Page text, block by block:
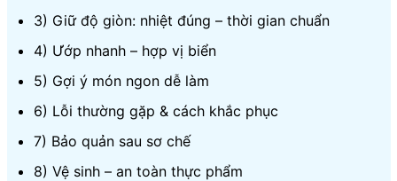
3) Giữ độ giòn: nhiệt đúng – thời gian chuẩn
4) Ướp nhanh – hợp vị biển
5) Gợi ý món ngon dễ làm
6) Lỗi thường gặp & cách khắc phục
7) Bảo quản sau sơ chế
8) Vệ sinh – an toàn thực phẩm